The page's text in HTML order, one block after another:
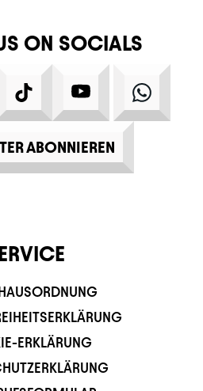
ON SOCIALS
TIKTOK YOUTUBE
ABONNIEREN
ERKLÄRUNG